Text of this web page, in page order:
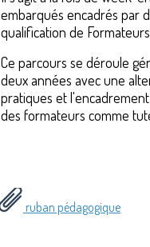
embarqués encadrés par
qualification de
Ce parcours se déroule
deux années avec une
pratiques et
des formateurs comme
ruban pédagogique